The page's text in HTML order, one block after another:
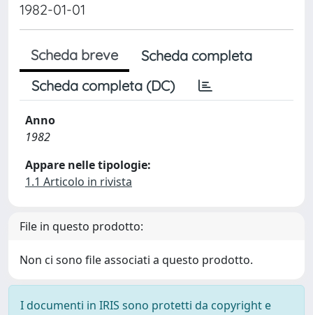
1982-01-01
Scheda breve
Scheda completa
Scheda completa (DC)
Anno
1982
Appare nelle tipologie:
1.1 Articolo in rivista
File in questo prodotto:
Non ci sono file associati a questo prodotto.
I documenti in IRIS sono protetti da copyright e